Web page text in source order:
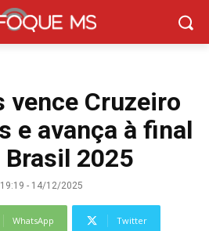
vence Cruzeiro
e avança à final
Brasil 2025
19:19 - 14/12/2025
WhatsApp Twitter